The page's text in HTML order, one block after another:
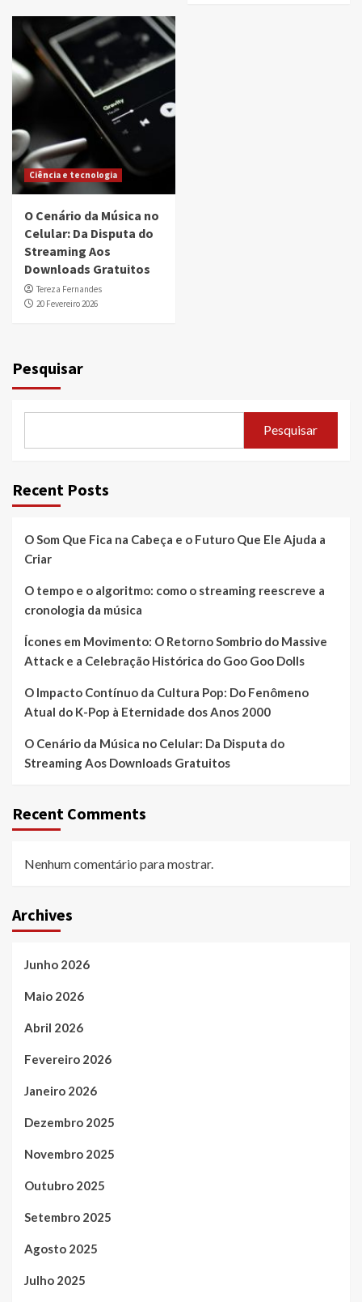
Ciência e tecnologia
O Cenário da Música no
Celular: Da Disputa do
Streaming Aos
Downloads Gratuitos
Tereza Fernandes
20 Fevereiro 2026
Pesquisar
Pesquisar
Recent Posts
O Som Que Fica na Cabeça e o Futuro Que Ele Ajuda a
Criar
O tempo e o algoritmo: como o streaming reescreve a
cronologia da música
Ícones em Movimento: O Retorno Sombrio do Massive
Attack e a Celebração Histórica do Goo Goo Dolls
O Impacto Contínuo da Cultura Pop: Do Fenômeno
Atual do K-Pop à Eternidade dos Anos 2000
O Cenário da Música no Celular: Da Disputa do
Streaming Aos Downloads Gratuitos
Recent Comments
Nenhum comentário para mostrar.
Archives
Junho 2026
Maio 2026
Abril 2026
Fevereiro 2026
Janeiro 2026
Dezembro 2025
Novembro 2025
Outubro 2025
Setembro 2025
Agosto 2025
Julho 2025